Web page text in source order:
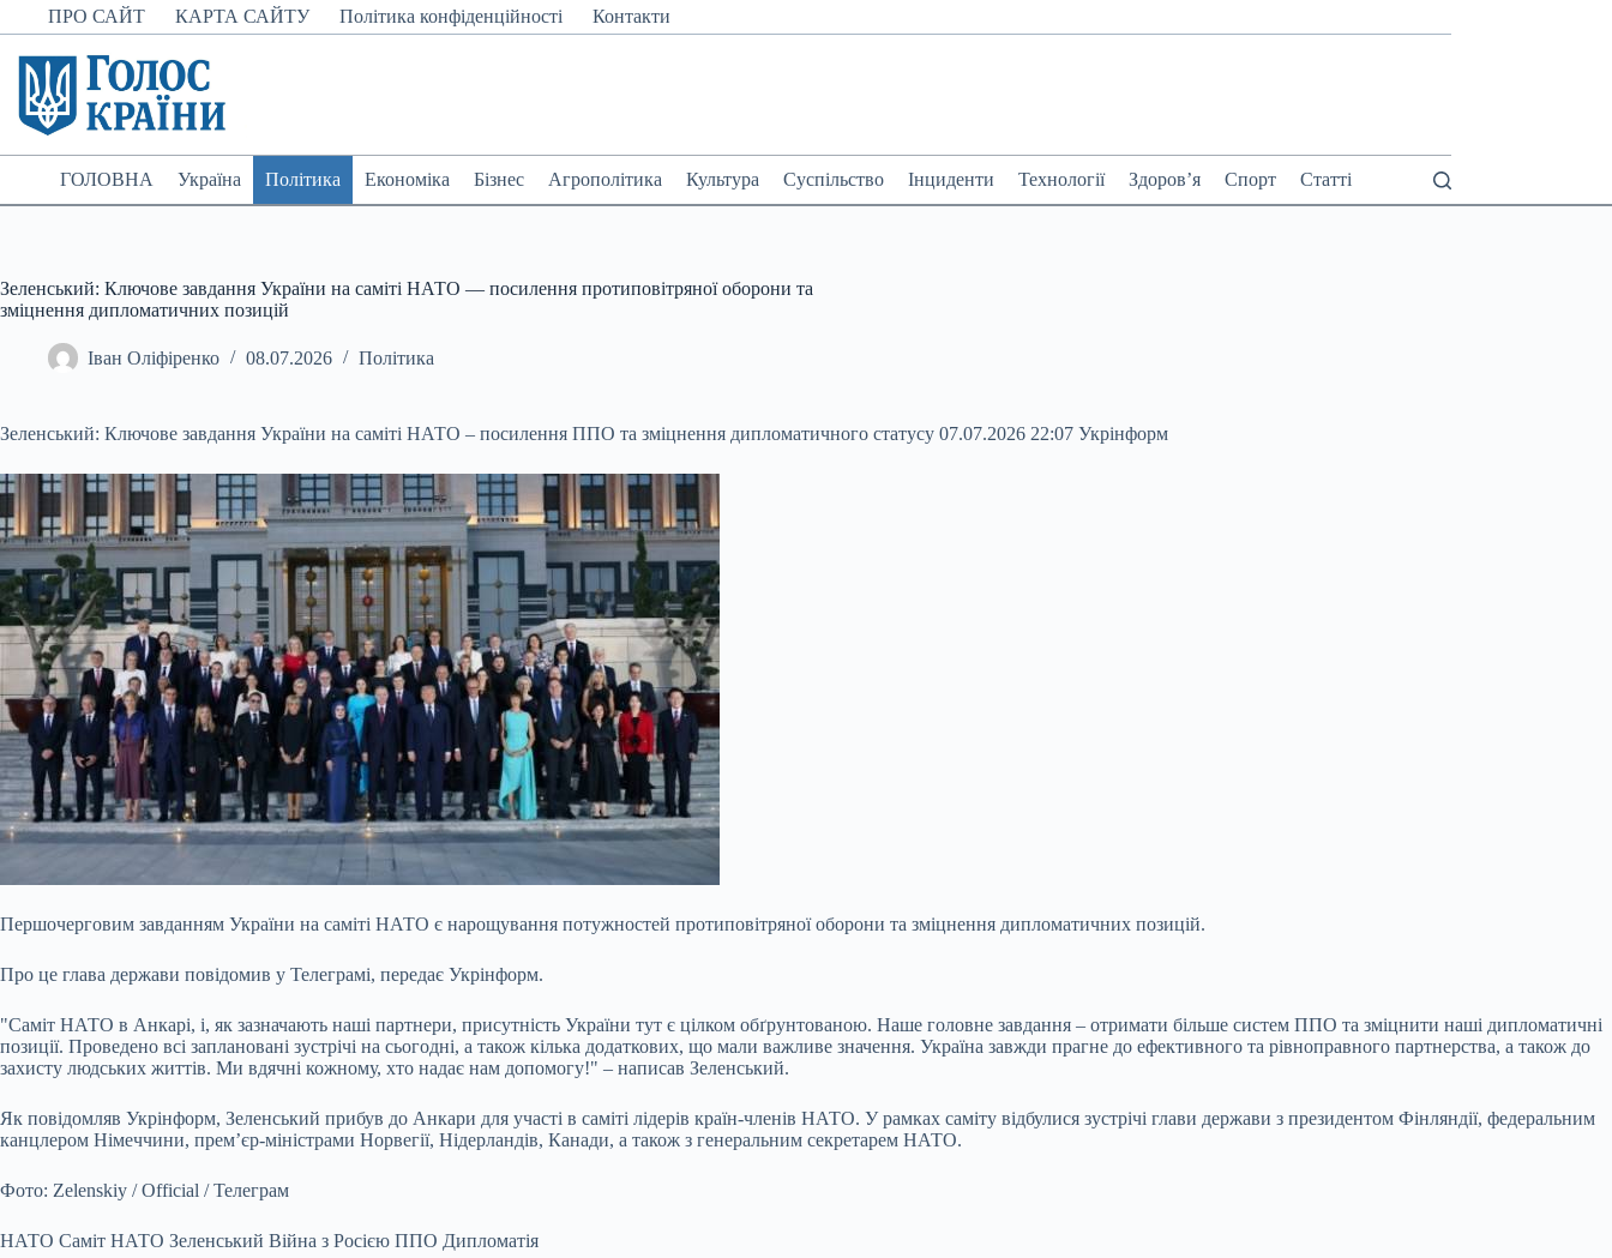
Перейти
до
вмісту
ПРО САЙТ КАРТА САЙТУ Політика конфіденційності Контакти
ГОЛОВНА Україна Політика Економіка Бізнес Агрополітика Культура Суспільство Інциденти Технології Здоров’я Спорт Статті
Зеленський: Ключове завдання України на саміті НАТО — посилення протиповітряної оборони та
зміцнення дипломатичних позицій
Іван Оліфіренко 08.07.2026 Політика
Зеленський: Ключове завдання України на саміті НАТО – посилення ППО та зміцнення дипломатичного статусу 07.07.2026 22:07 Укрінформ
Першочерговим завданням України на саміті НАТО є нарощування потужностей протиповітряної оборони та зміцнення дипломатичних позицій.
Про це глава держави повідомив у Телеграмі, передає Укрінформ.
"Саміт НАТО в Анкарі, і, як зазначають наші партнери, присутність України тут є цілком обґрунтованою. Наше головне завдання – отримати більше систем ППО та зміцнити наші дипломатичні
позиції. Проведено всі заплановані зустрічі на сьогодні, а також кілька додаткових, що мали важливе значення. Україна завжди прагне до ефективного та рівноправного партнерства, а також до
захисту людських життів. Ми вдячні кожному, хто надає нам допомогу!" – написав Зеленський.
Як повідомляв Укрінформ, Зеленський прибув до Анкари для участі в саміті лідерів країн-членів НАТО. У рамках саміту відбулися зустрічі глави держави з президентом Фінляндії, федеральним
канцлером Німеччини, прем’єр-міністрами Норвегії, Нідерландів, Канади, а також з генеральним секретарем НАТО.
Фото: Zelenskiy / Official / Телеграм
НАТО Саміт НАТО Зеленський Війна з Росією ППО Дипломатія